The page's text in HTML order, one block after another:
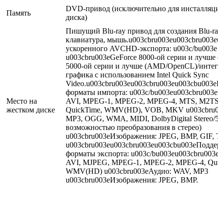
Память
DVD-привод (исключительно для
диска)
Место на
жестком диске
Пишущий Blu-ray привод для создания Blu-
клавиатура,
ускоренного AVCHD-экспорта: u003c/bu003e
u003cbru003eGeForce 8000-ой серии и
5000-ой серии и лучше (AMD/OpenCL)/
графика с использованием Intel Quick Sync
форматы импорта: u003c/
AVI, MPEG-1, MPEG-2, MPEG-4, MTS,
QuickTime, WMV(HD), VOB, MKV
MP3, OGG, WMA, MIDI, DolbyDigital Stereo/
возможностью преобразования в стерео)
u003cbru003eИзображения: JPEG, BMP,
форматы экспорта: u003c/
AVI, MJPEG, MPEG-1, MPEG-2, MPEG-4,
WMV(HD) u003cbru003eАудио: WAV, MP3
u003cbru003eИзображения: JPEG, BMP.